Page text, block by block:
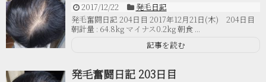
2017/12/22
発毛日記
発毛奮闘日記 204日目 2017年12月21日(木) 204日目
朝計量 : 64.8kg マイナス0.2kg 朝食 ...
記事を読む
発毛奮闘日記 203日目